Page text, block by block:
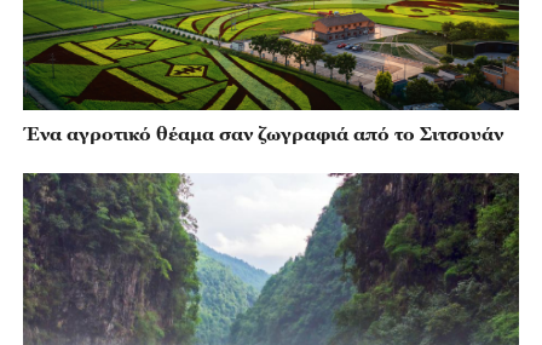
Ένα αγροτικό θέαμα σαν ζωγραφιά από το Σιτσουάν